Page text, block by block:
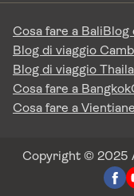
Cosa fare a BaliBlog
Blog di viaggio
Blog di viaggio
Cosa fare a Bangkok
Cosa fare a Vientiane
Copyright © 2025